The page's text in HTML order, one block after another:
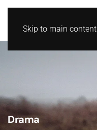
Skip to main content
Drama